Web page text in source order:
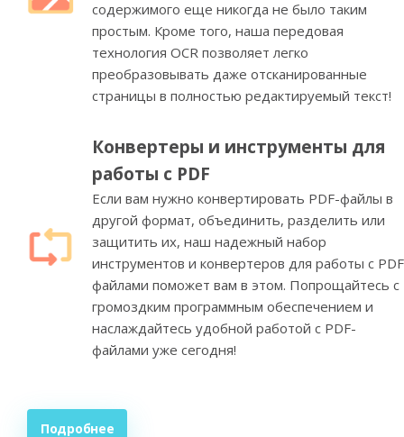
содержимого еще никогда не было таким
простым. Кроме того, наша передовая
технология OCR позволяет легко
преобразовывать даже отсканированные
страницы в полностью редактируемый текст!
Конвертеры и инструменты для
работы с PDF
Если вам нужно конвертировать PDF-файлы в
другой формат, объединить, разделить или
защитить их, наш надежный набор
инструментов и конвертеров для работы с
файлами поможет вам в этом. Попрощайтесь с
громоздким программным обеспечением и
наслаждайтесь удобной работой с PDF-
файлами уже сегодня!
Подробнее